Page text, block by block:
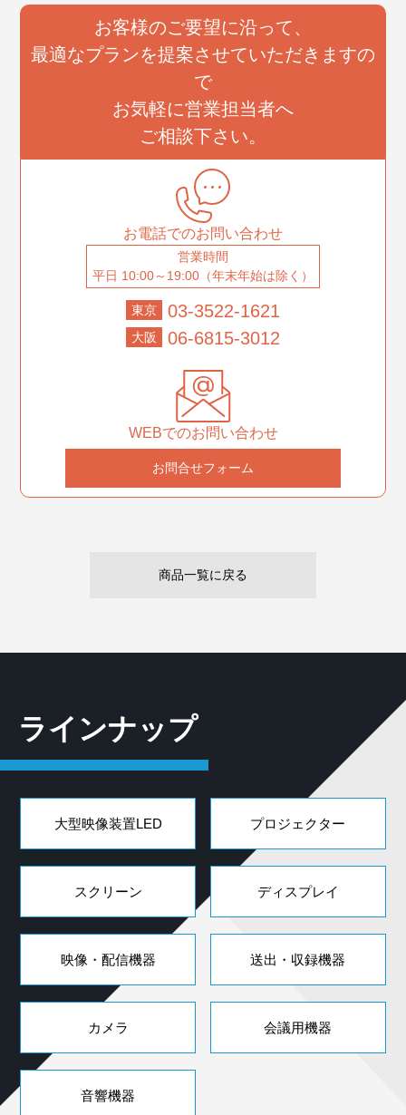
お客様のご要望に沿って、
最適なプランを提案させていただきますの
で
お気軽に営業担当者へ
ご相談下さい。
お電話でのお問い合わせ
営業時間
平日 10:00～19:00（年末年始は除く）
東京 03-3522-1621
大阪 06-6815-3012
WEBでのお問い合わせ
お問合せフォーム
商品一覧に戻る
ラインナップ
大型映像装置LED プロジェクター
スクリーン ディスプレイ
映像・配信機器 送出・収録機器
カメラ 会議用機器
音響機器